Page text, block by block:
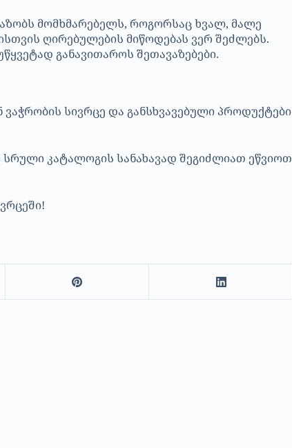
მომხმარებელს, როგორსაც ხვალ, მალე
ღირებულების მიწოდებას ვერ შეძლებს.
განავითაროს შეთავაზებები.
სივრცე და განსხვავებული პროდუქტები
კატალოგის სანახავად შეგიძლიათ ეწვიოთ